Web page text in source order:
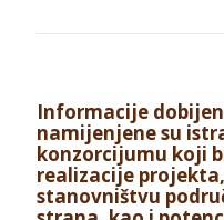
Informacije
namijenjene su
konzorcijumu koji
realizacije
stanovništvu